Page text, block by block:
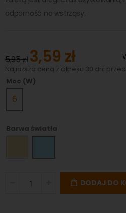
odporność na wstrząsy.
5,95 zł Special
Price
3,59 zł
Najniższa cena z okresu 30 dni
Moc (W)
6
Barwa światła
DODAJ DO